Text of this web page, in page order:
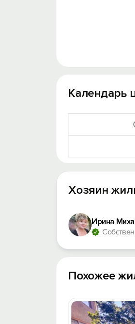
Календарь
Хозяин
Ирина
Похожее